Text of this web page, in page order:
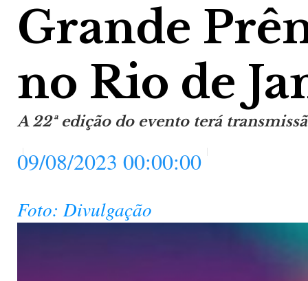
Grande
no Rio de
A 22ª edição do evento terá
09/08/2023 00:00:00
Foto: Divulgação